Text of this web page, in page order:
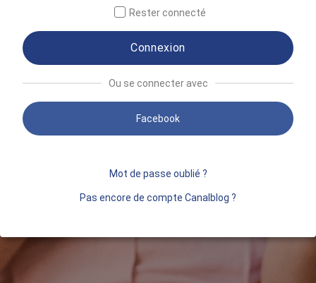
Rester connecté
Connexion
Ou se connecter avec
Facebook
Mot de passe oublié ?
Pas encore de compte Canalblog ?